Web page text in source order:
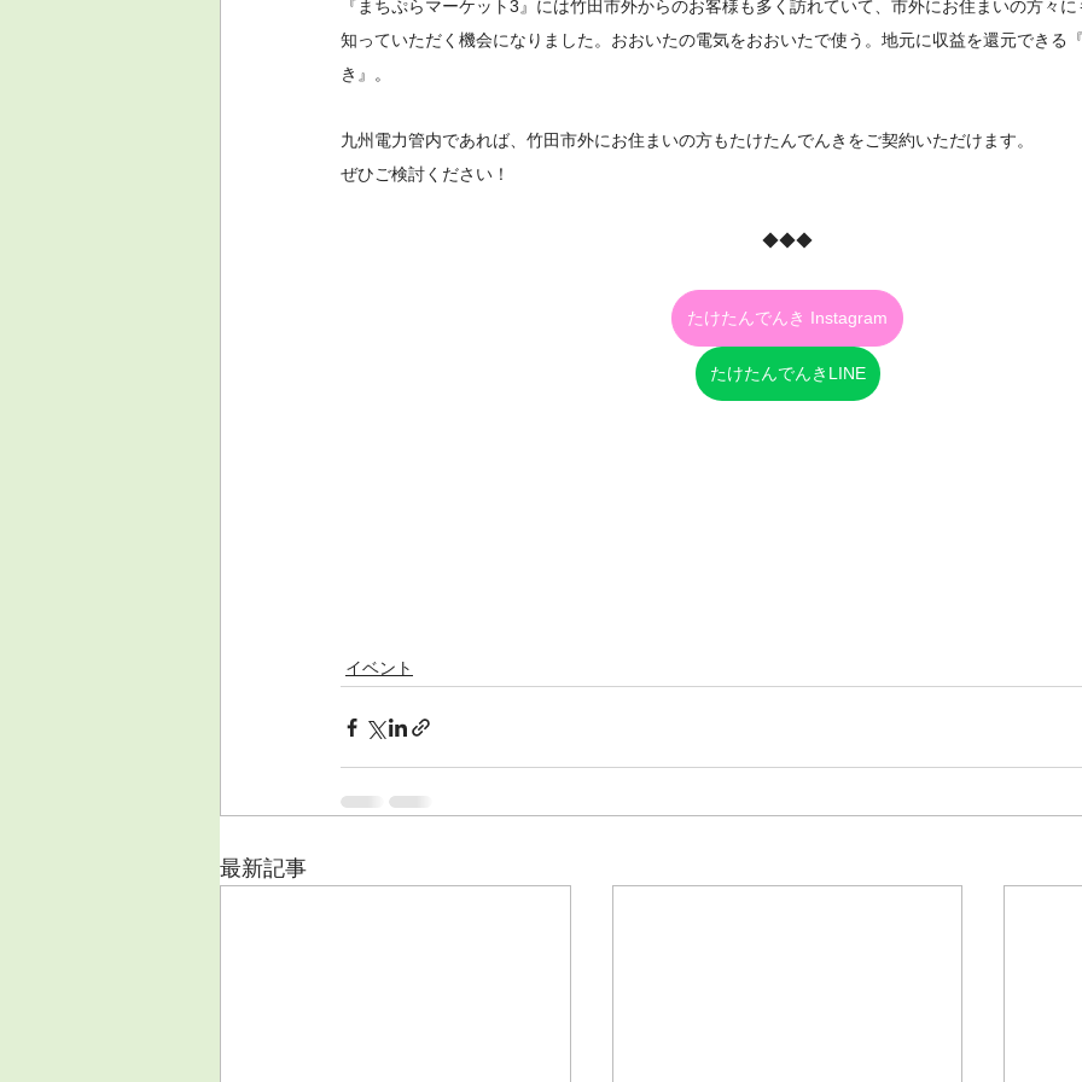
『まちぷらマーケット3』には竹田市外からのお客様も多く訪れていて、市外にお住まいの方々
知っていただく機会になりました。おおいたの電気をおおいたで使う。地元に収益を還元できる
き』。
九州電力管内であれば、竹田市外にお住まいの方もたけたんでんきをご契約いただけます。
ぜひご検討ください！
◆◆◆
たけたんでんき Instagram
たけたんでんきLINE
イベント
最新記事